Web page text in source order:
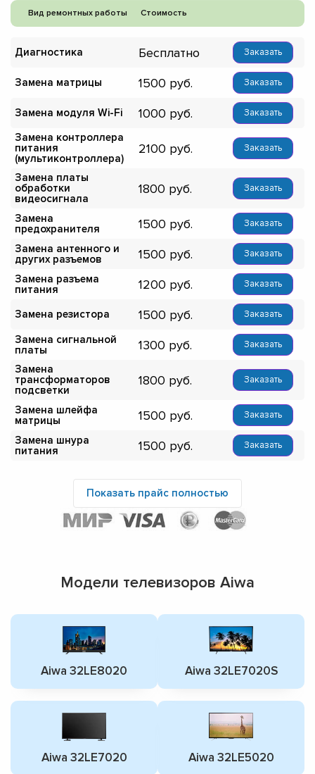
Вид ремонтных работы Стоимость
Диагностика Бесплатно Заказать
Замена матрицы 1500 Заказать
Замена модуля Wi-Fi 1000 Заказать
Замена контроллера
питания
(мультиконтроллера)
2100 Заказать
Замена платы
обработки
видеосигнала
1800 Заказать
Замена
предохранителя
1500 Заказать
Замена антенного и
других разъемов
1500 Заказать
Замена разъема
питания
1200 Заказать
Замена резистора 1500 Заказать
Замена сигнальной
платы
1300 Заказать
Замена
трансформаторов
подсветки
1800 Заказать
Замена шлейфа
матрицы
1500 Заказать
Замена шнура
питания
1500 Заказать
Показать прайс полностью
Модели телевизоров Aiwa
Aiwa 32LE8020 Aiwa 32LE7020S
Aiwa 32LE7020 Aiwa 32LE5020